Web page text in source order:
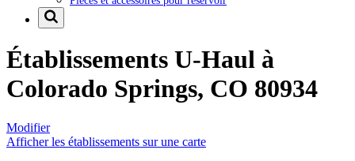
Établissements U-Haul à
Colorado Springs, CO 80934
Modifier
Afficher les établissements sur une carte